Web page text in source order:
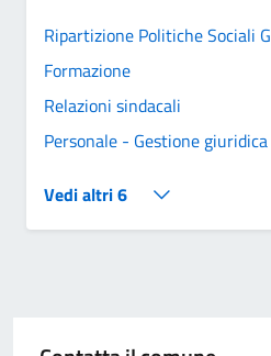
Ripartizione Politiche Sociali G
Formazione
Relazioni sindacali
Personale - Gestione giuridica
Vedi altri 6